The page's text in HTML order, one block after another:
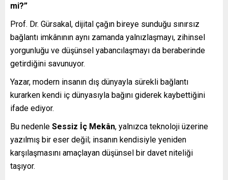
mi?”
Prof. Dr. Gürsakal, dijital çağın bireye sunduğu sınırsız
bağlantı imkânının aynı zamanda yalnızlaşmayı, zihinsel
yorgunluğu ve düşünsel yabancılaşmayı da beraberinde
getirdiğini savunuyor.
Yazar, modern insanın dış dünyayla sürekli bağlantı
kurarken kendi iç dünyasıyla bağını giderek kaybettiğini
ifade ediyor.
Bu nedenle Sessiz İç Mekân, yalnızca teknoloji üzerine
yazılmış bir eser değil; insanın kendisiyle yeniden
karşılaşmasını amaçlayan düşünsel bir davet niteliği
taşıyor.